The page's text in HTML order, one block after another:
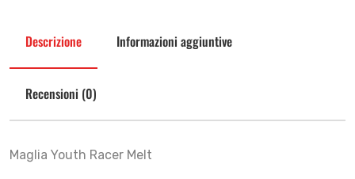
Descrizione Informazioni aggiuntive
Recensioni (0)
Maglia Youth Racer Melt